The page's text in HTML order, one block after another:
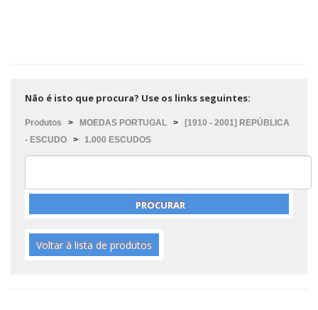
Não é isto que procura? Use os links seguintes:
Produtos > MOEDAS PORTUGAL >
[1910 - 2001] REPÚBLICA
- ESCUDO > 1.000 ESCUDOS
Voltar à lista de produtos